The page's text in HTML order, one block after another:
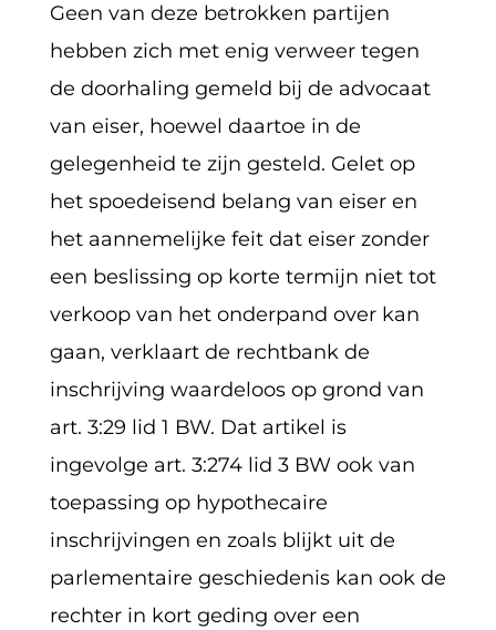
Geen van deze betrokken partijen
hebben zich met enig verweer tegen
de doorhaling gemeld bij de advocaat
van eiser, hoewel daartoe in de
gelegenheid te zijn gesteld. Gelet op
het spoedeisend belang van eiser en
het aannemelijke feit dat eiser zonder
een beslissing op korte termijn niet tot
verkoop van het onderpand over kan
gaan, verklaart de rechtbank de
inschrijving waardeloos op grond van
art. 3:29 lid 1 BW. Dat artikel is
ingevolge art. 3:274 lid 3 BW ook van
toepassing op hypothecaire
inschrijvingen en zoals blijkt uit de
parlementaire geschiedenis kan ook de
rechter in kort geding over een